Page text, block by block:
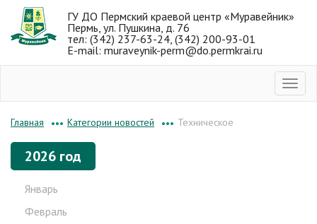
ГУ ДО Пермский краевой центр «Муравейник»
Пермь, ул. Пушкина, д. 76
тел: (342) 237-63-24, (342) 200-93-01
E-mail: muraveynik-perm@do.permkrai.ru
Главная ••• Категории новостей ••• Техническое
2026 год
Январь
Февраль